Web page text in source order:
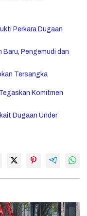
Perkara Dugaan
Baru, Pengemudi dan
Tersangka
Komitmen
Dugaan Under